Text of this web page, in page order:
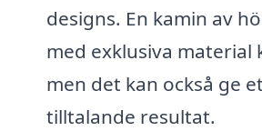
designs. En kamin av
med exklusiva material
men det kan också ge
tilltalande resultat.